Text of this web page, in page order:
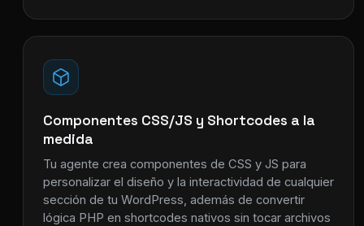
Componentes CSS/JS y Shortcodes a la
medida
Tu agente crea componentes de CSS y JS para
personalizar el diseño y la interactividad de cualquier
sección de tu WordPress, además de convertir
lógica PHP en shortcodes nativos sin tocar archivos